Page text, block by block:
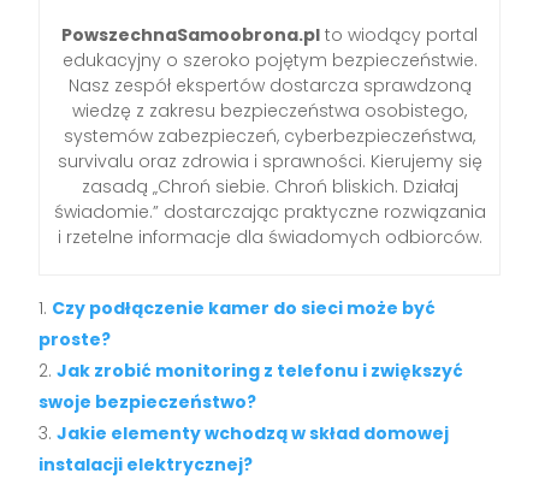
PowszechnaSamoobrona.pl to wiodący portal
edukacyjny o szeroko pojętym bezpieczeństwie.
Nasz zespół ekspertów dostarcza sprawdzoną
wiedzę z zakresu bezpieczeństwa osobistego,
systemów zabezpieczeń, cyberbezpieczeństwa,
survivalu oraz zdrowia i sprawności. Kierujemy się
zasadą „Chroń siebie. Chroń bliskich. Działaj
świadomie.” dostarczając praktyczne rozwiązania
i rzetelne informacje dla świadomych odbiorców.
Czy podłączenie kamer do sieci może być
proste?
Jak zrobić monitoring z telefonu i zwiększyć
swoje bezpieczeństwo?
Jakie elementy wchodzą w skład domowej
instalacji elektrycznej?